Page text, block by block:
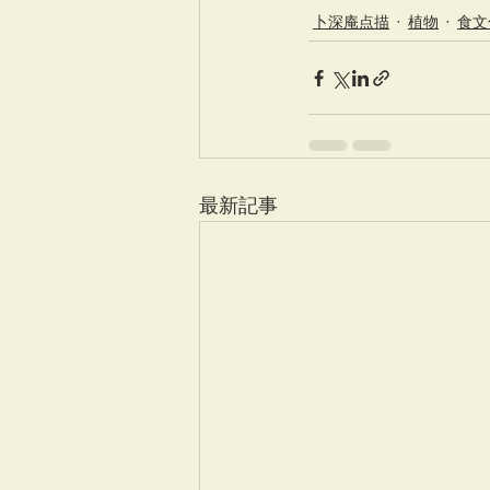
卜深庵点描 植物 食
最新記事